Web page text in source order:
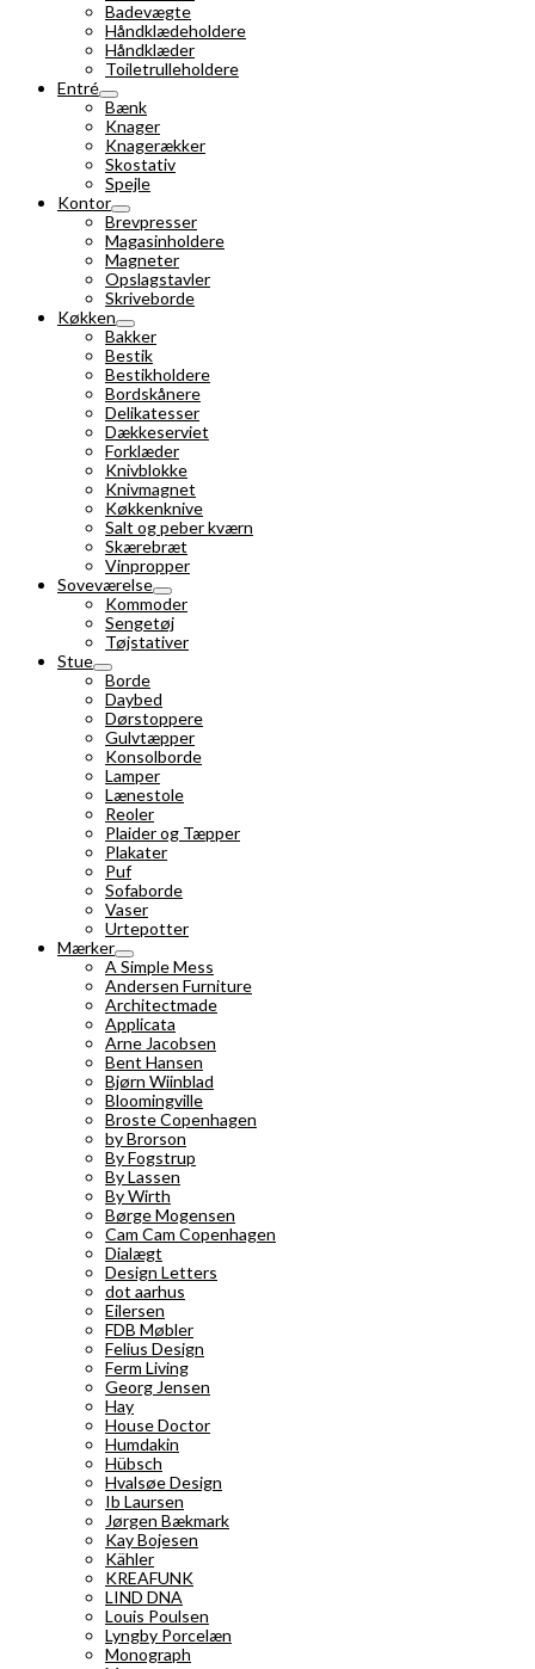
Badevægte
Håndklædeholdere
Håndklæder
Toiletrulleholdere
Entré
Bænk
Knager
Knagerækker
Skostativ
Spejle
Kontor
Brevpresser
Magasinholdere
Magneter
Opslagstavler
Skriveborde
Køkken
Bakker
Bestik
Bestikholdere
Bordskånere
Delikatesser
Dækkeserviet
Forklæder
Knivblokke
Knivmagnet
Køkkenknive
Salt og peber kværn
Skærebræt
Vinpropper
Soveværelse
Kommoder
Sengetøj
Tøjstativer
Stue
Borde
Daybed
Dørstoppere
Gulvtæpper
Konsolborde
Lamper
Lænestole
Reoler
Plaider og Tæpper
Plakater
Puf
Sofaborde
Vaser
Urtepotter
Mærker
A Simple Mess
Andersen Furniture
Architectmade
Applicata
Arne Jacobsen
Bent Hansen
Bjørn Wiinblad
Bloomingville
Broste Copenhagen
by Brorson
By Fogstrup
By Lassen
By Wirth
Børge Mogensen
Cam Cam Copenhagen
Dialægt
Design Letters
dot aarhus
Eilersen
FDB Møbler
Felius Design
Ferm Living
Georg Jensen
Hay
House Doctor
Humdakin
Hübsch
Hvalsøe Design
Ib Laursen
Jørgen Bækmark
Kay Bojesen
Kähler
KREAFUNK
LIND DNA
Louis Poulsen
Lyngby Porcelæn
Monograph